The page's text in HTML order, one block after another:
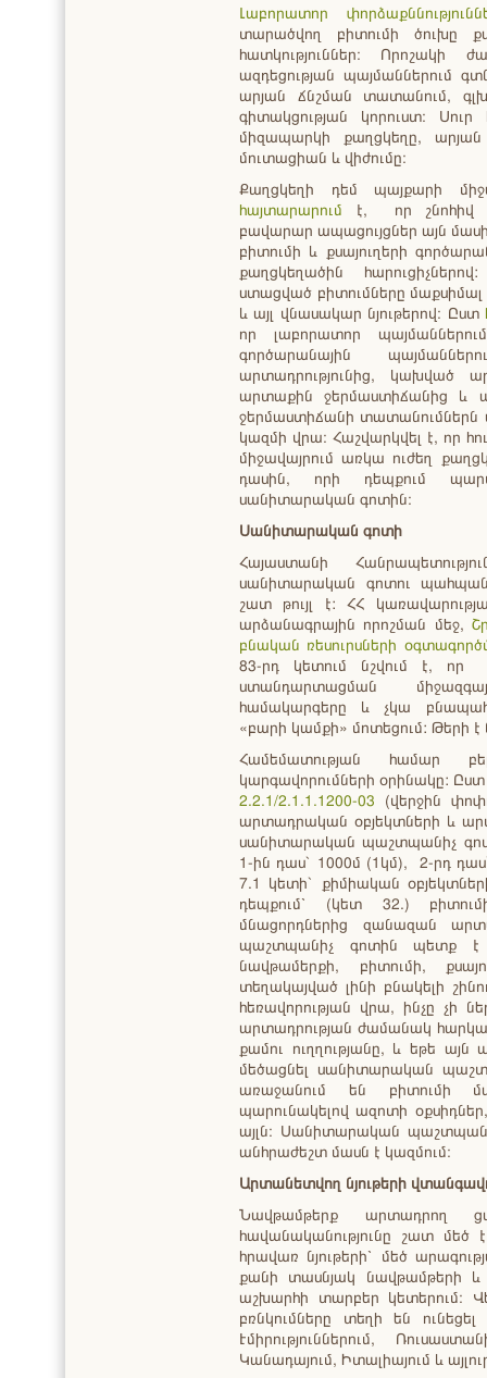
Լաբորատոր
տարածվող բիտումի ծուխը
հատկություններ։
ազդեցության պայմաններում
արյան ճնշման տատանում,
գիտակցության կորուստ։
միզապարկի քաղցկեղը, արյան
մուտացիան և վիժումը։
Քաղցկեղի դեմ պայքարի
հայտարարում է, որ շնոհիվ
բավարար ապացույցներ այն
բիտումի և քսայուղերի
քաղցկեղածին
ստացված բիտումները
և այլ վնասակար նյութերով։ Ըստ
որ լաբորատոր
գործարանային
արտադրությունից, կախված
արտաքին ջերմաստիճանից և
ջերմաստիճանի տատանումներն
կազմի վրա։ Հաշվարկվել է, որ
միջավայրում առկա ուժեղ
դասին, որի դեպքում
սանիտարական գոտին։
Սանիտարական գոտի
Հայաստանի
սանիտարական գոտու
շատ թույլ է: ՀՀ
արձանագրային որոշման մեջ,
բնական ռեսուրսների
83-րդ կետում նշվում է, որ
ստանդարտացման
համակարգերը և չկա
«բարի կամքի» մոտեցում: Թերի է
Համեմատության համար
կարգավորումների օրինակը:
2.2.1/2.1.1.1200-03 (վերջին
արտադրական օբյեկտների և
սանիտարական պաշտպանիչ
1-ին դաս` 1000մ (1կմ), 2-րդ
7.1 կետի` քիմիական
դեպքում՝ (կետ 32.)
մնացորդներից զանազան
պաշտպանիչ գոտին պետք է
նավթամերքի, բիտումի,
տեղակայված լինի բնակելի
հեռավորության վրա, ինչը չի
արտադրության ժամանակ
քամու ուղղությանը, և եթե
մեծացնել սանիտարական
առաջանում են բիտումի
պարունակելով ազոտի
այլն։ Սանիտարական
անհրաժեշտ մասն է կազմում։
Արտանետվող նյութերի
Նավթամթերք արտադրող
հավանականությունը շատ
հրավառ նյութերի՝ մեծ
քանի տասնյակ նավթամթերի և
աշխարհի տարբեր կետերում։
բռնկումները տեղի են
Էմիրություններում,
Կանադայում, Իտալիայում և